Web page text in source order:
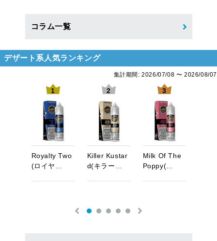
コラム一覧
デザート系人気ランキング
集計期間: 2026/07/08 〜 2026/08/07
1
Royalty Two
(ロ イヤ
2
Killer Kustar
d(キラ ー
3
Milk Of The
Poppy(